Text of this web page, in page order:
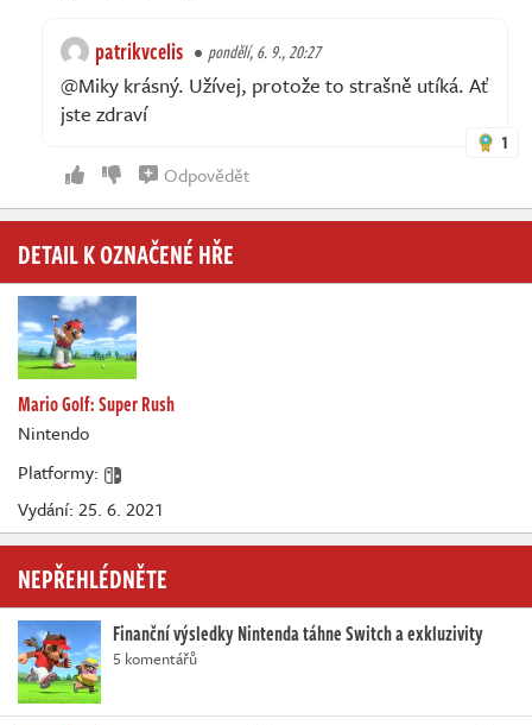
patrikvcelis pondělí, 6. 9., 20:27
@Miky krásný. Užívej, protože to strašně utíká. Ať
jste zdraví
1
Odpovědět
DETAIL K OZNAČENÉ HŘE
Mario Golf: Super Rush
Nintendo
Platformy:
Vydání: 25. 6. 2021
NEPŘEHLÉDNĚTE
Finanční výsledky Nintenda táhne Switch a exkluzivity
5 komentářů